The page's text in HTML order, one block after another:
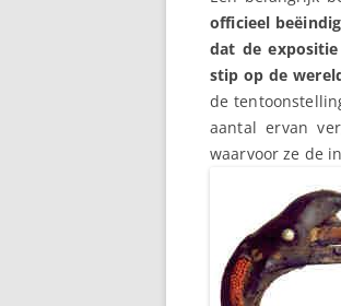
officieel
dat de
stip op de
de
aantal ervan
waarvoor ze de